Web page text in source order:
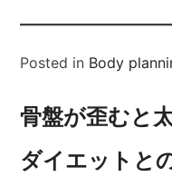
Posted in Body
骨盤が歪むと
ダイエットと